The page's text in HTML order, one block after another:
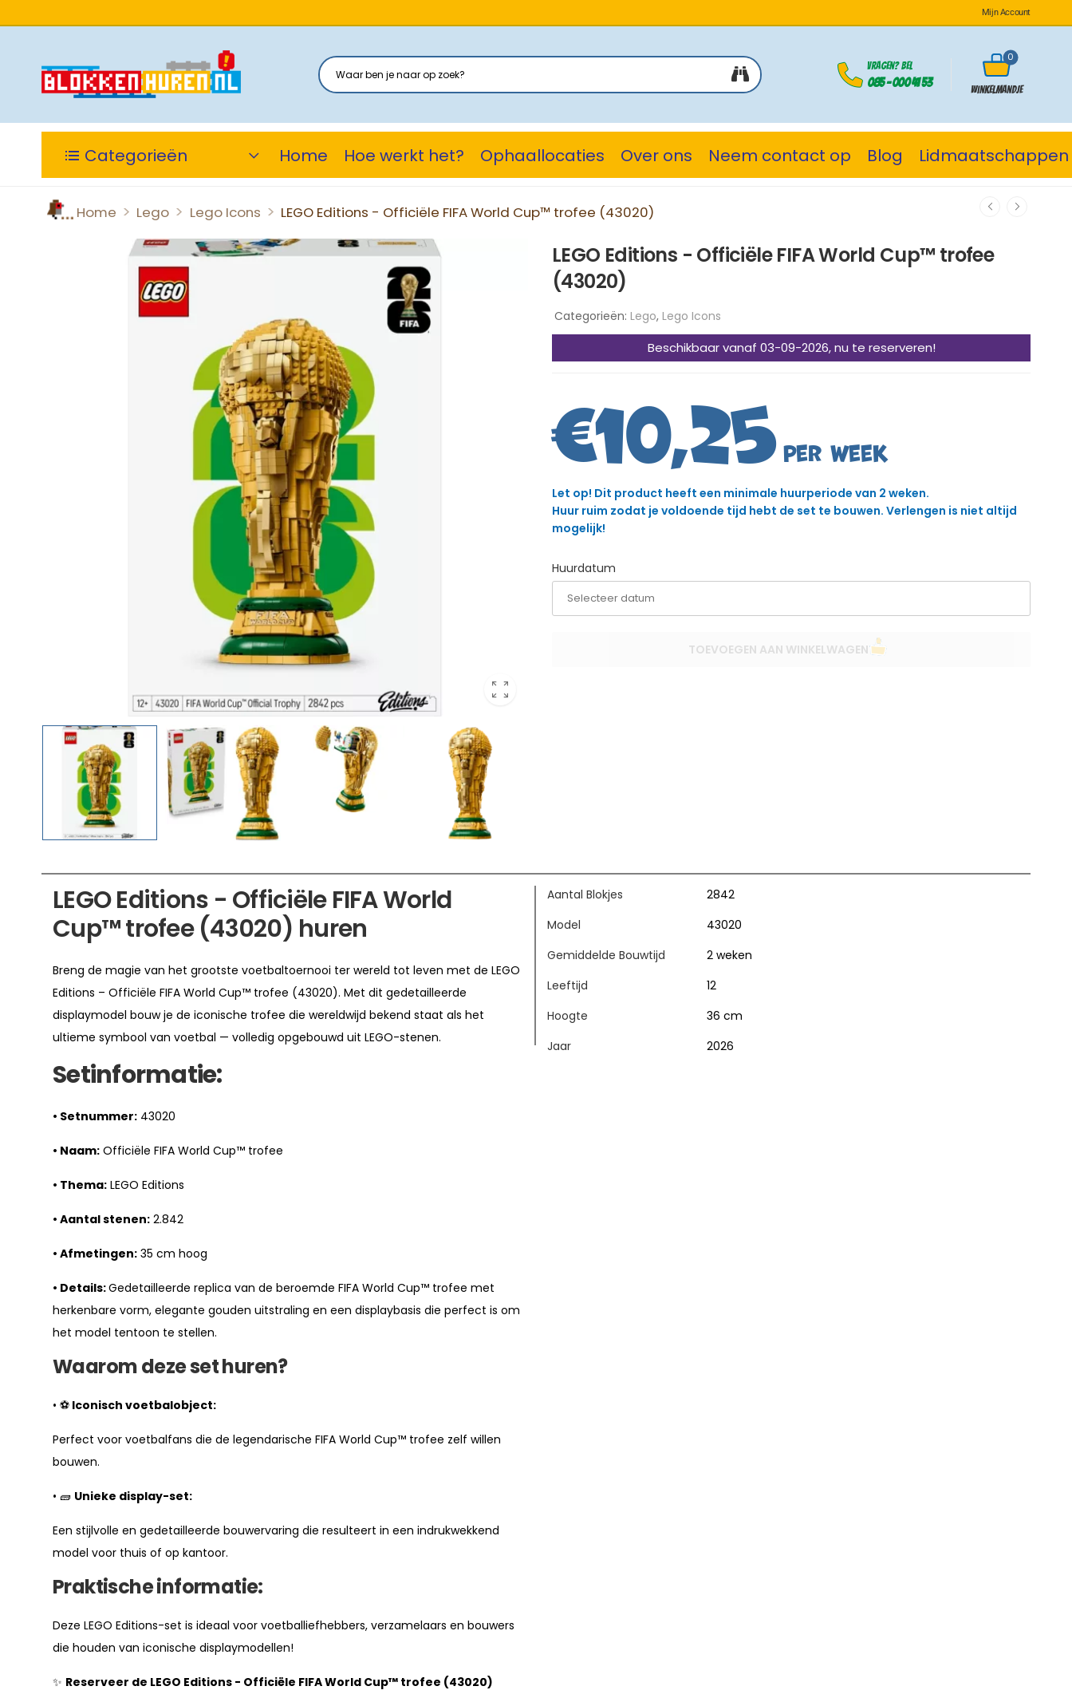
Mijn Account
Vragen? Bel
085 - 000 41 53
Winkelmandje
0
Categorieën Home Hoe werkt het? Ophaallocaties Over ons Neem contact op Blog Lidmaatschappen
Home > Lego > Lego Icons > LEGO Editions - Officiële FIFA World Cup™ trofee (43020)
LEGO Editions - Officiële FIFA World Cup™ trofee
(43020)
Categorieën: Lego, Lego Icons
Beschikbaar vanaf 03-09-2026, nu te reserveren!
€10,25
Let op! Dit product heeft een minimale huurperiode van 2 weken.
Huur ruim zodat je voldoende tijd hebt de set te bouwen. Verlengen is niet altijd
mogelijk!
Huurdatum
TOEVOEGEN AAN WINKELWAGEN
LEGO Editions - Officiële FIFA World
Cup™ trofee (43020) huren
Breng de magie van het grootste voetbaltoernooi ter wereld tot leven met de LEGO
Editions – Officiële FIFA World Cup™ trofee (43020). Met dit gedetailleerde
displaymodel bouw je de iconische trofee die wereldwijd bekend staat als het
ultieme symbool van voetbal — volledig opgebouwd uit LEGO-stenen.
Setinformatie:
• Setnummer: 43020
• Naam: Officiële FIFA World Cup™ trofee
• Thema: LEGO Editions
• Aantal stenen: 2.842
• Afmetingen: 35 cm hoog
• Details:Gedetailleerde replica van de beroemde FIFA World Cup™ trofee met
herkenbare vorm, elegante gouden uitstraling en een displaybasis die perfect is om
het model tentoon te stellen.
Waarom deze set huren?
• ⚽ Iconisch voetbalobject:
Perfect voor voetbalfans die de legendarische FIFA World Cup™ trofee zelf willen
bouwen.
• 🧱 Unieke display-set:
Een stijlvolle en gedetailleerde bouwervaring die resulteert in een indrukwekkend
model voor thuis of op kantoor.
Praktische informatie:
Deze LEGO Editions-set is ideaal voor voetballiefhebbers, verzamelaars en bouwers
die houden van iconische displaymodellen!
✨ Reserveer de LEGO Editions - Officiële FIFA World Cup™ trofee (43020)
Aantal Blokjes
2842
Model
43020
Gemiddelde Bouwtijd
2 weken
Leeftijd
12
Hoogte
36 cm
Jaar
2026